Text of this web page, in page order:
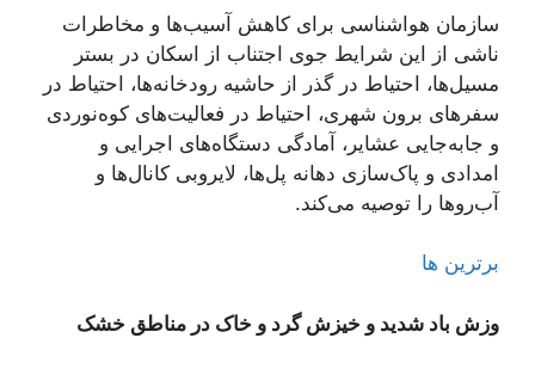
سازمان هواشناسی برای کاهش آسیب‌ها و مخاطرات
ناشی از این شرایط جوی اجتناب از اسکان در بستر
مسیل‌ها، احتیاط در گذر از حاشیه رودخانه‌ها، احتیاط در
سفرهای برون شهری، احتیاط در فعالیت‌های کوه‌نوردی
و جابه‌جایی عشایر، آمادگی دستگاه‌های اجرایی و
امدادی و پاک‌سازی دهانه پل‌ها، لایروبی کانال‌ها و
آب‌روها را توصیه می‌کند.
برترین ها
وزش باد شدید و خیزش گرد و خاک در مناطق خشک